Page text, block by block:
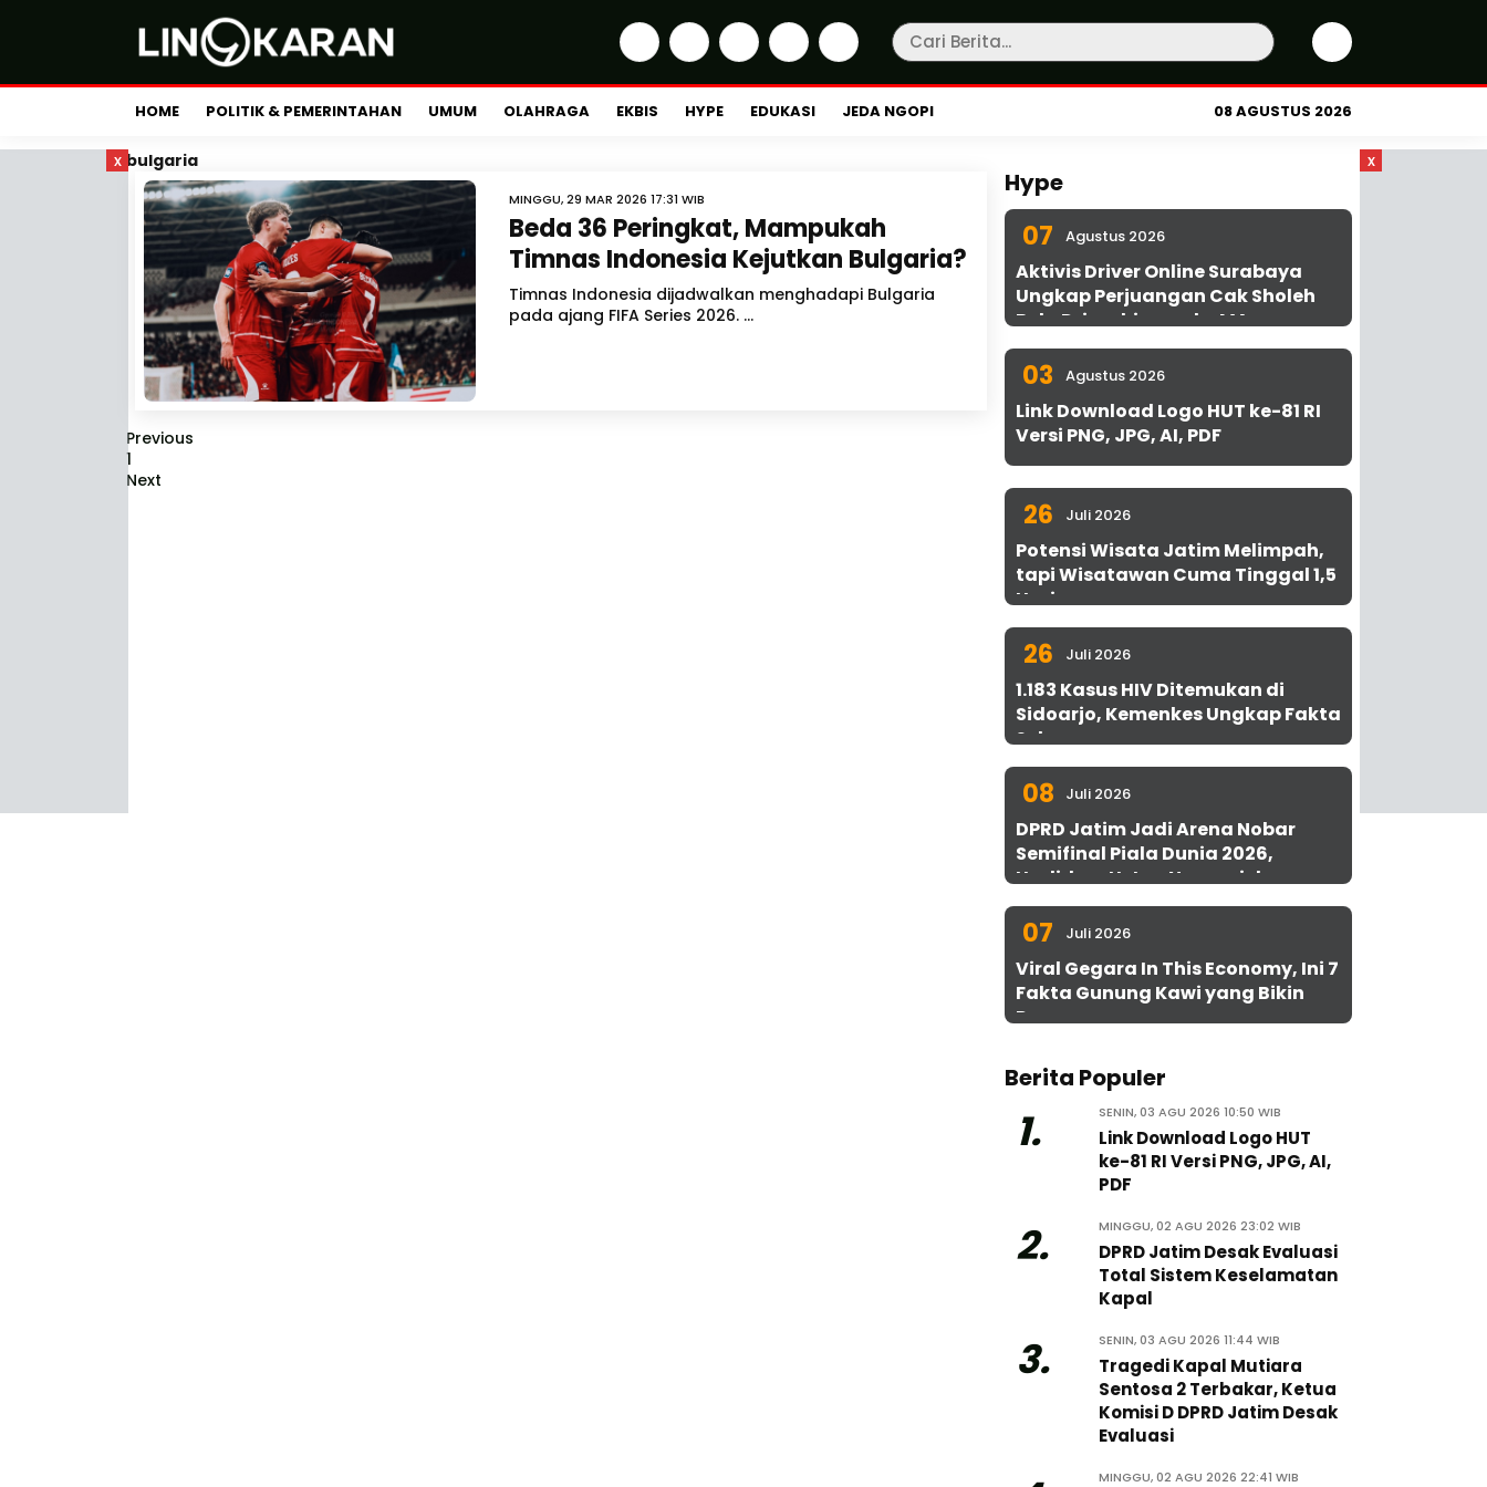
HOME POLITIK & PEMERINTAHAN UMUM OLAHRAGA EKBIS HYPE EDUKASI JEDA NGOPI 08 AGUSTUS 2026
x x
bulgaria
MINGGU, 29 MAR 2026 17:31 WIB
Beda 36 Peringkat, Mampukah
Timnas Indonesia Kejutkan Bulgaria?
Timnas Indonesia dijadwalkan menghadapi Bulgaria
pada ajang FIFA Series 2026. ...
Previous
1
Next
Hype
07 Agustus 2026
Aktivis Driver Online Surabaya
Ungkap Perjuangan Cak Sholeh
Bela Driver hingga ke MA
03 Agustus 2026
Link Download Logo HUT ke-81 RI
Versi PNG, JPG, AI, PDF
26 Juli 2026
Potensi Wisata Jatim Melimpah,
tapi Wisatawan Cuma Tinggal 1,5
Hari
26 Juli 2026
1.183 Kasus HIV Ditemukan di
Sidoarjo, Kemenkes Ungkap Fakta
Sebenarnya
08 Juli 2026
DPRD Jatim Jadi Arena Nobar
Semifinal Piala Dunia 2026,
Hadirkan Uston Nawawi dan
UMKM Gratis untuk 1.000 Warga
07 Juli 2026
Viral Gegara In This Economy, Ini 7
Fakta Gunung Kawi yang Bikin
Penasaran
Berita Populer
1. SENIN, 03 AGU 2026 10:50 WIB
Link Download Logo HUT
ke-81 RI Versi PNG, JPG, AI,
PDF
2. MINGGU, 02 AGU 2026 23:02 WIB
DPRD Jatim Desak Evaluasi
Total Sistem Keselamatan
Kapal
3. SENIN, 03 AGU 2026 11:44 WIB
Tragedi Kapal Mutiara
Sentosa 2 Terbakar, Ketua
Komisi D DPRD Jatim Desak
Evaluasi
MINGGU, 02 AGU 2026 22:41 WIB